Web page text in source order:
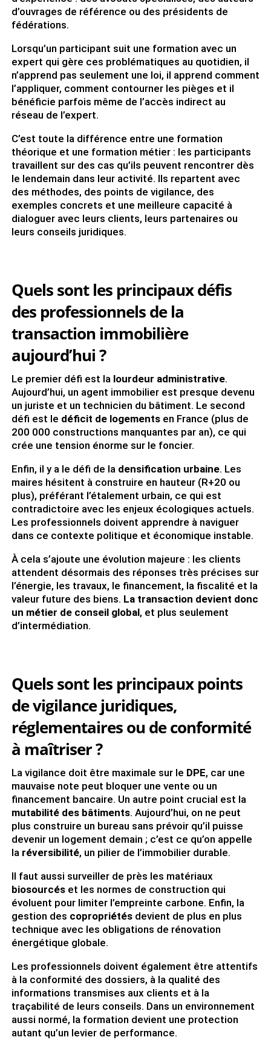
d’ouvrages de référence ou des présidents de
fédérations.
Lorsqu’un participant suit une formation avec un
expert qui gère ces problématiques au quotidien, il
n’apprend pas seulement une loi, il apprend comment
l’appliquer, comment contourner les pièges et il
bénéficie parfois même de l’accès indirect au
réseau de l’expert.
C’est toute la différence entre une formation
théorique et une formation métier : les participants
travaillent sur des cas qu’ils peuvent rencontrer dès
le lendemain dans leur activité. Ils repartent avec
des méthodes, des points de vigilance, des
exemples concrets et une meilleure capacité à
dialoguer avec leurs clients, leurs partenaires ou
leurs conseils juridiques.
Quels sont les principaux défis
des professionnels de la
transaction immobilière
aujourd’hui ?
Le premier défi est la lourdeur administrative.
Aujourd’hui, un agent immobilier est presque devenu
un juriste et un technicien du bâtiment. Le second
défi est le déficit de logementsen France (plus de
200 000 constructions manquantes par an), ce qui
crée une tension énorme sur le foncier.
Enfin, il y a le défi de la densification urbaine. Les
maires hésitent à construire en hauteur (R+20 ou
plus), préférant l’étalement urbain, ce qui est
contradictoire avec les enjeux écologiques actuels.
Les professionnels doivent apprendre à naviguer
dans ce contexte politique et économique instable.
À cela s’ajoute une évolution majeure : les clients
attendent désormais des réponses très précises sur
l’énergie, les travaux, le financement, la fiscalité et la
valeur future des biens. La transaction devient donc
un métier de conseil global, et plus seulement
d’intermédiation.
Quels sont les principaux points
de vigilance juridiques,
réglementaires ou de conformité
à maîtriser ?
La vigilance doit être maximale sur le DPE, car une
mauvaise note peut bloquer une vente ou un
financement bancaire. Un autre point crucial est la
mutabilité des bâtiments. Aujourd’hui, on ne peut
plus construire un bureau sans prévoir qu’il puisse
devenir un logement demain ; c’est ce qu’on appelle
la réversibilité, un pilier de l’immobilier durable.
Il faut aussi surveiller de près les matériaux
biosourcéset les normes de construction qui
évoluent pour limiter l’empreinte carbone. Enfin, la
gestion des copropriétésdevient de plus en plus
technique avec les obligations de rénovation
énergétique globale.
Les professionnels doivent également être attentifs
à la conformité des dossiers, à la qualité des
informations transmises aux clients et à la
traçabilité de leurs conseils. Dans un environnement
aussi normé, la formation devient une protection
autant qu’un levier de performance.